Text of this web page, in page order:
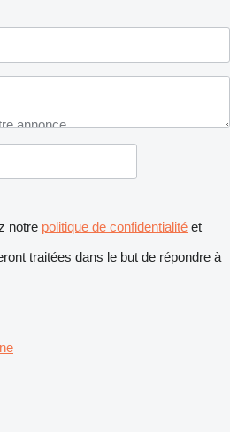
notre politique de confidentialité et
traitées dans le but de répondre à